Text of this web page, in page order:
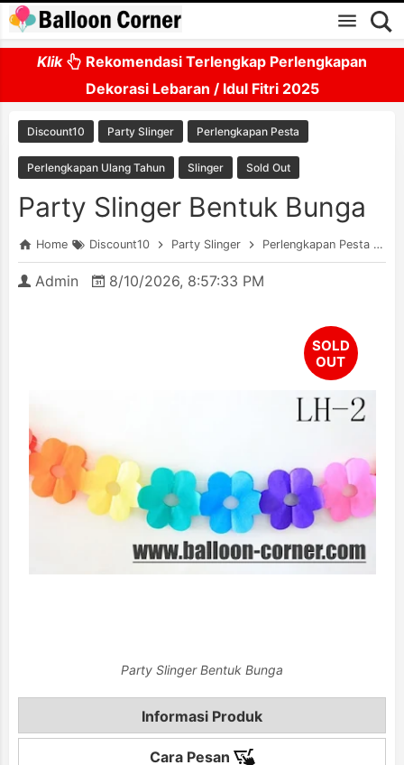
Skip to main content
Klik
Rekomendasi Terlengkap Perlengkapan
Dekorasi Lebaran / Idul Fitri 2025
Discount10 Party Slinger Perlengkapan Pesta
Perlengkapan Ulang Tahun Slinger Sold Out
Party Slinger Bentuk Bunga
Home Discount10 Party Slinger Perlengkapan Pesta
Admin 8/10/2026, 8:57:33 PM
Party Slinger Bentuk Bunga
Informasi Produk
Cara Pesan